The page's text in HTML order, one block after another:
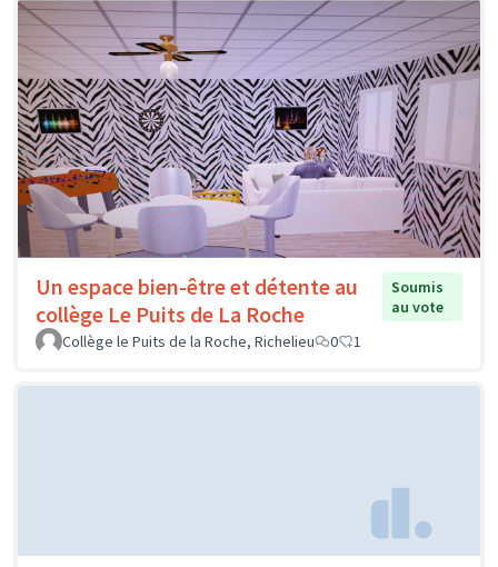
Un espace bien-être et détente au
collège Le Puits de La Roche
Soumis
au vote
Collège le Puits de la Roche, Richelieu
0 1